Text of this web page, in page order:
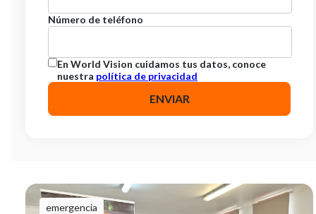
Número de teléfono
En World Vision cuidamos tus datos, conoce
nuestra política de privacidad
emergencia